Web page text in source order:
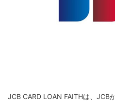
JCB CARD LOAN FAITHは、JCB